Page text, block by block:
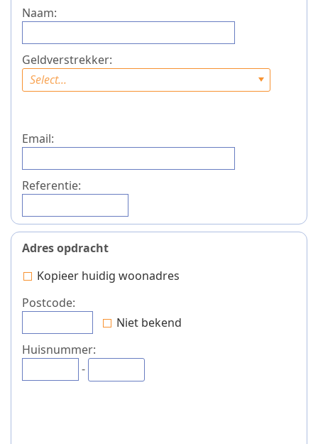
Naam:
Geldverstrekker:
Select...
Email:
Referentie:
Adres opdracht
Kopieer huidig woonadres
Postcode:
Niet bekend
Huisnummer:
-